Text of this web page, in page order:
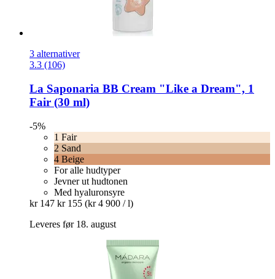
3 alternativer
3.3 (106)
La Saponaria BB Cream "Like a Dream", 1
Fair (30 ml)
-5%
1 Fair
2 Sand
4 Beige
For alle hudtyper
Jevner ut hudtonen
Med hyaluronsyre
kr 147 kr 155 (kr 4 900 / l)
Leveres før 18. august